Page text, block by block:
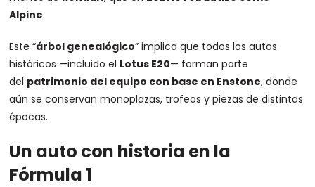
Alpine.
Este “árbol genealógico” implica que todos los autos
históricos —incluido el Lotus E20— forman parte
del patrimonio del equipo con base en Enstone, donde
aún se conservan monoplazas, trofeos y piezas de distintas
épocas.
Un auto con historia en la
Fórmula 1